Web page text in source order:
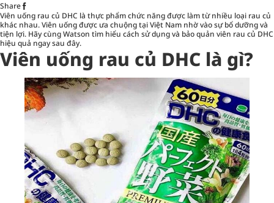
Share
Viên uống rau củ DHC là thực phẩm chức năngđược làm từ nhiều loại rau củ
khác nhau. Viên uống được ưa chuộng tại Việt Nam nhờ vào sự bổ dưỡng và
tiện lợi. Hãy cùng Watson tìm hiểu cách sử dụng và bảo quản viên rau củ DHC
hiệu quả ngay sau đây.
Viên uống rau củ DHC là gì?